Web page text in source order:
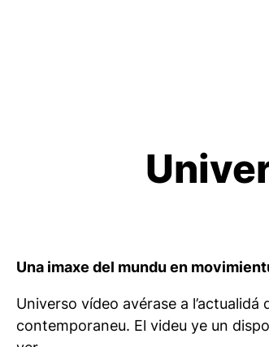
Una imaxe del mundu en
Universo vídeo avérase a
contemporaneu. El videu ye un